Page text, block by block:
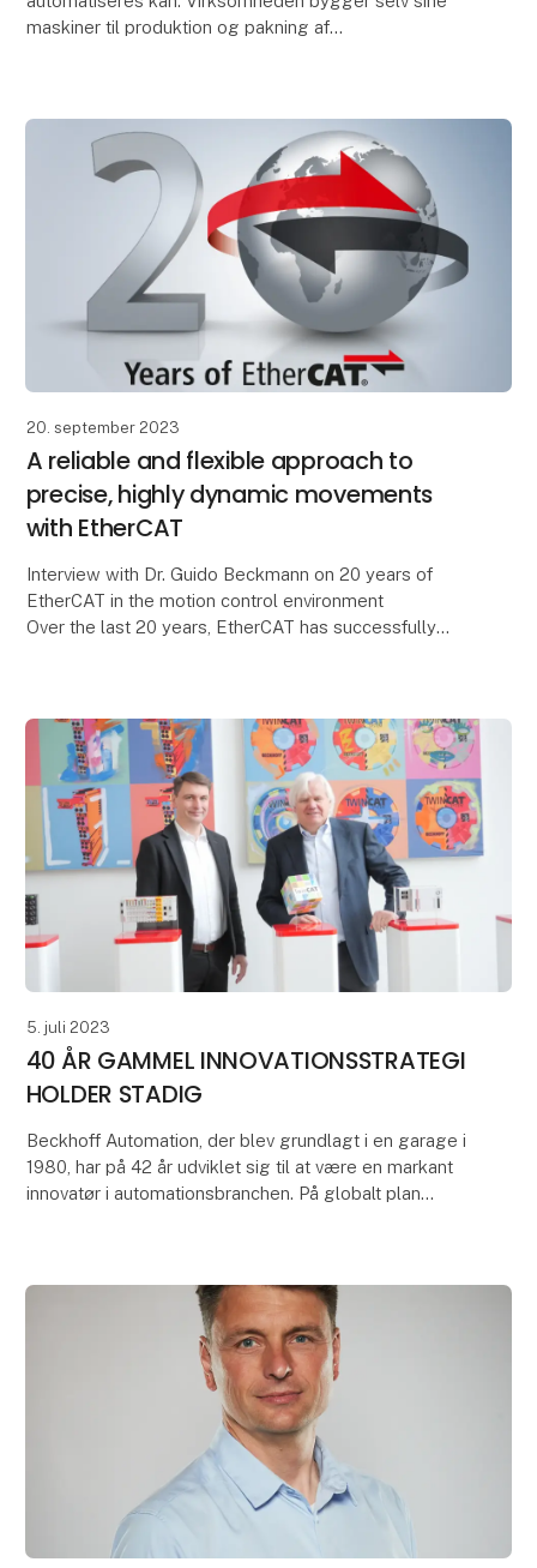
maskiner til produktion og pakning af
20. september 2023
A reliable and flexible approach to
precise, highly dynamic movements
with EtherCAT
Interview with Dr. Guido Beckmann on 20 years of
EtherCAT in the motion control environment
Over the last 20 years, EtherCAT has successfully
5. juli 2023
40 ÅR GAMMEL INNOVATIONSSTRATEGI
HOLDER STADIG
Beckhoff Automation, der blev grundlagt i en garage i
1980, har på 42 år udviklet sig til at være en markant
innovatør i automationsbranchen. På globalt plan